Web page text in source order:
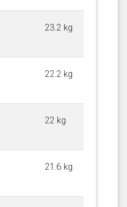
23.2 kg
22.2 kg
22 kg
21.6 kg